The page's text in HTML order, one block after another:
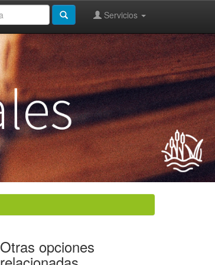
Servicios
Otras opciones